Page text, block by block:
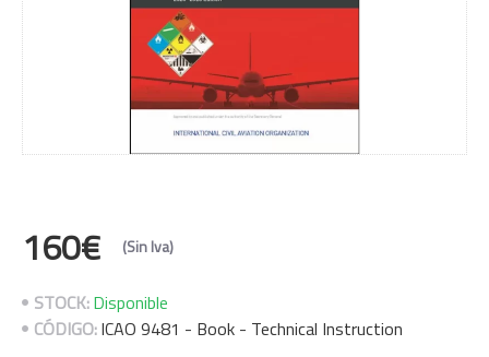
160€ (Sin Iva)
STOCK:Disponible
CÓDIGO:ICAO 9481 - Book - Technical Instruction